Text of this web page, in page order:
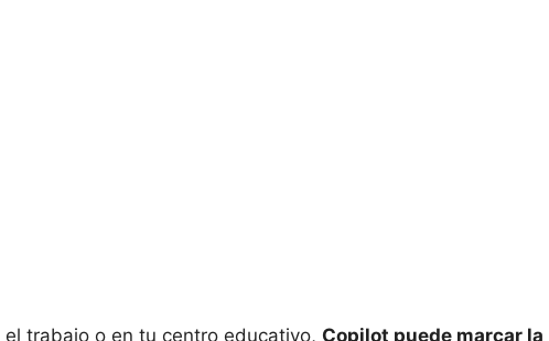
trabajo o en tu centro educativo, Copilot puede marcar la